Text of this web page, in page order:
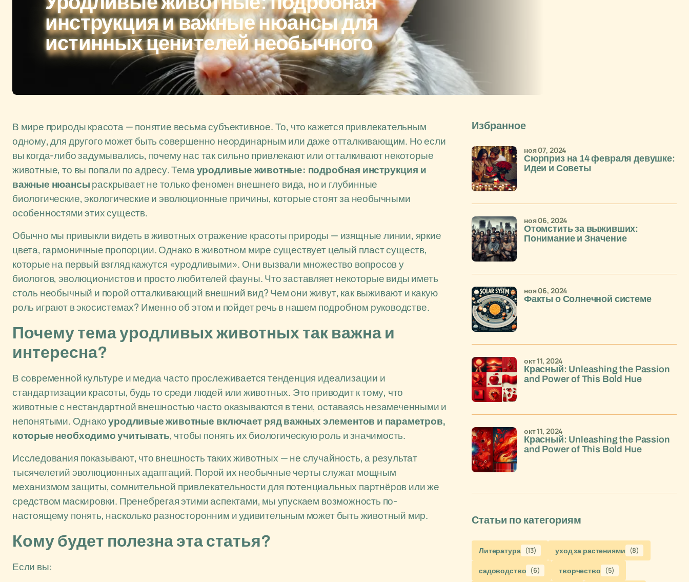
инструкция и важные нюансы для
истинных ценителей необычного
В мире природы красота — понятие весьма субъективное. То, что кажется привлекательным
одному, для другого может быть совершенно неординарным или даже отталкивающим. Но если
вы когда-либо задумывались, почему нас так сильно привлекают или отталкивают некоторые
животные, то вы попали по адресу. Темауродливые животные: подробная инструкция и
важные нюансыраскрывает не только феномен внешнего вида, но и глубинные
биологические, экологические и эволюционные причины, которые стоят за необычными
особенностями этих существ.
Обычно мы привыкли видеть в животных отражение красоты природы — изящные линии, яркие
цвета, гармоничные пропорции. Однако в животном мире существует целый пласт существ,
которые на первый взгляд кажутся «уродливыми». Они вызвали множество вопросов у
биологов, эволюционистов и просто любителей фауны. Что заставляет некоторые виды иметь
столь необычный и порой отталкивающий внешний вид? Чем они живут, как выживают и какую
роль играют в экосистемах? Именно об этом и пойдет речь в нашем подробном руководстве.
Почему тема уродливых животных так важна и
интересна?
В современной культуре и медиа часто прослеживается тенденция идеализации и
стандартизации красоты, будь то среди людей или животных. Это приводит к тому, что
животные с нестандартной внешностью часто оказываются в тени, оставаясь незамеченными и
непонятыми. Однакоуродливые животные включает ряд важных элементов и параметров,
которые необходимо учитывать, чтобы понять их биологическую роль и значимость.
Исследования показывают, что внешность таких животных — не случайность, а результат
тысячелетий эволюционных адаптаций. Порой их необычные черты служат мощным
механизмом защиты, сомнительной привлекательности для потенциальных партнёров или же
средством маскировки. Пренебрегая этими аспектами, мы упускаем возможность по-
настоящему понять, насколько разносторонним и удивительным может быть животный мир.
Кому будет полезна эта статья?
Если вы:
Избранное
Сюрприз на 14 февраля девушке:
Идеи и Советы
ноя 07, 2024
Отомстить за выживших:
Понимание и Значение
ноя 06, 2024
Факты о Солнечной системе
ноя 06, 2024
Красный: Unleashing the Passion
and Power of This Bold Hue
окт 11, 2024
Красный: Unleashing the Passion
and Power of This Bold Hue
окт 11, 2024
Статьи по категориям
Литература (13) уход за растениями (8)
садоводство (6) творчество (5)